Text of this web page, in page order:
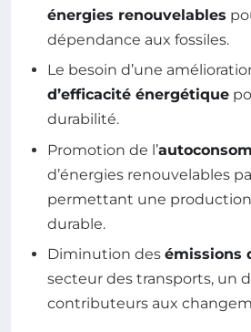
énergies renouvelables
dépendance aux fossiles.
Le besoin d’une
d’efficacité énergétique
durabilité.
Promotion de l’
d’énergies renouvelables
permettant une
durable.
Diminution des émissions
secteur des transports, un
contributeurs aux